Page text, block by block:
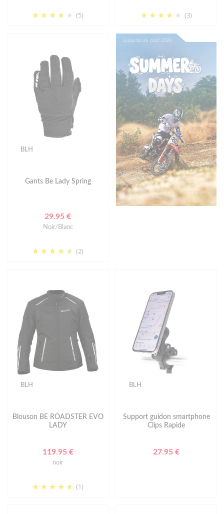
(5) (3)
BLH
Gants Be Lady Spring
29.95 €
Noir/Blanc
(2)
BLH
Blouson BE ROADSTER EVO
LADY
119.95 €
noir
(1)
BLH
Support guidon smartphone
Clips Rapide
27.95 €